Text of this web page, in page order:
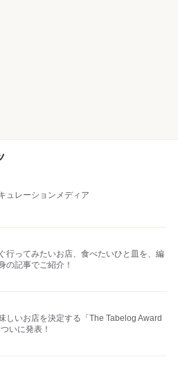
ュレーションメディア
行ってみたいお店、食べたいひと皿を、編
の記事でご紹介！
しいお店を決定する「The Tabelog Award
いに発表！